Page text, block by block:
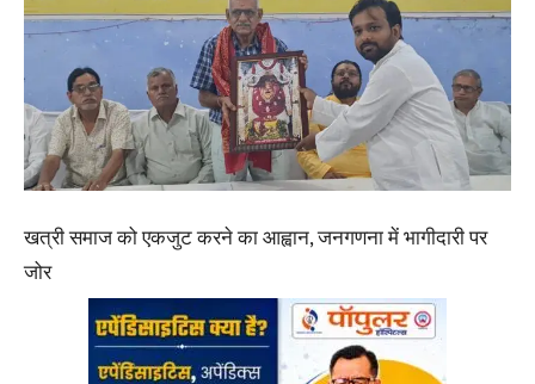
खत्री समाज को एकजुट करने का आह्वान, जनगणना में भागीदारी पर
जोर